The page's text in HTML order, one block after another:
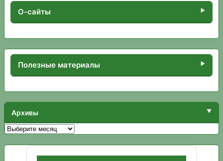
записей
О-сайты
Полезные материалы
Архивы
Архивы